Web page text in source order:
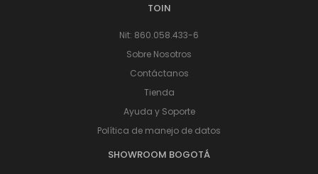
TOIN
Nit: 860.058.433-6
Sobre Nosotros
Contáctanos
Tienda
Ayuda y Soporte
Política de manejo de datos
SHOWROOM BOGOTÁ